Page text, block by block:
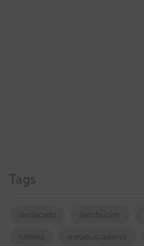
Tags
destacado distribucion
hoteles metabuscadores